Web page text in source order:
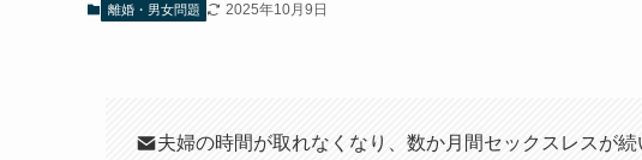
離婚・男女問題 2025年10月9日
夫婦の時間が取れなくなり、数か月間セックスレスが続